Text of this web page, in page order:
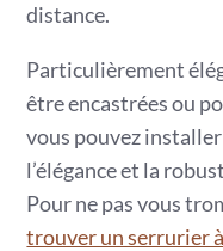
distance.
Particulièrement
être encastrées ou
vous pouvez
l’élégance et la
Pour ne pas vous
trouver un serrurier